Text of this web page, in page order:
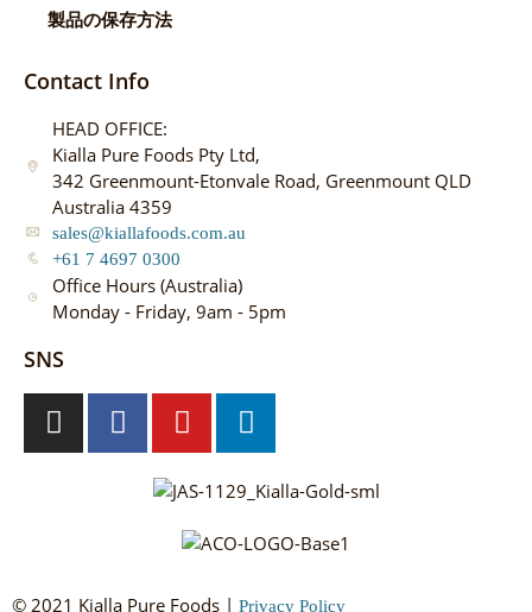
製品の保存方法
Contact Info
HEAD OFFICE:
Kialla Pure Foods Pty Ltd,
342 Greenmount-Etonvale Road, Greenmount QLD
Australia 4359
sales@kiallafoods.com.au
+61 7 4697 0300
Office Hours (Australia)
Monday - Friday, 9am - 5pm
SNS
© 2021 Kialla Pure Foods | Privacy Policy